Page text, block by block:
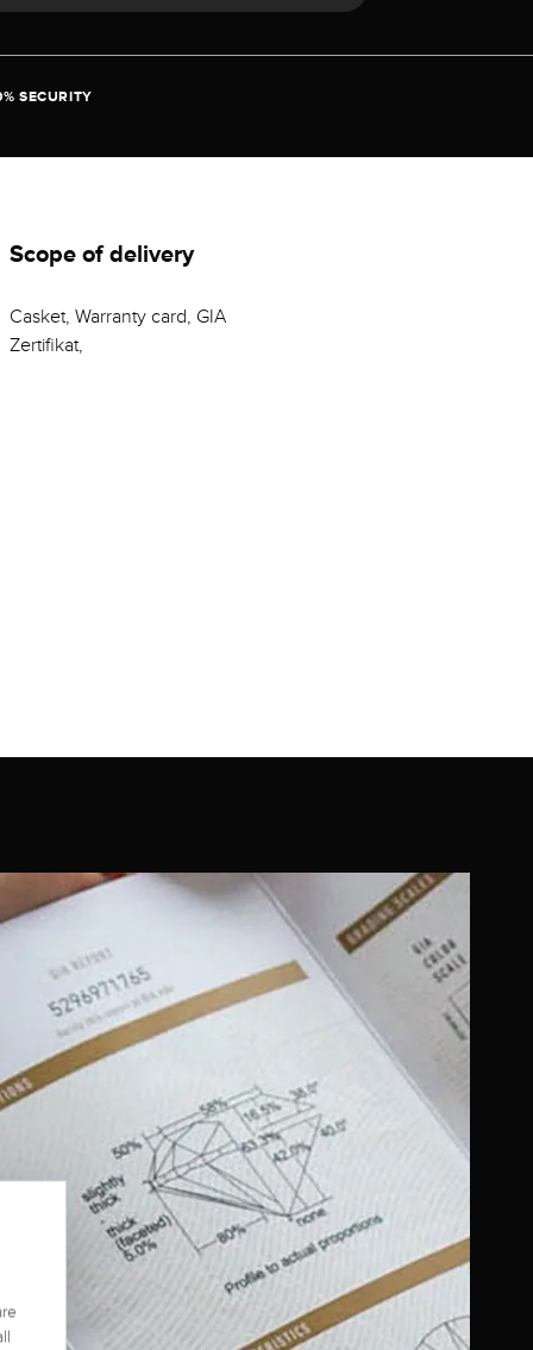
SECURITY
Scope of delivery
Casket, Warranty card, GIA
Zertifikat,